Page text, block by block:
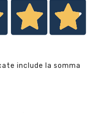
include la somma